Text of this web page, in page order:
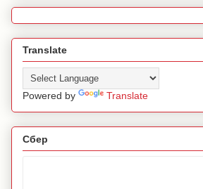
Translate
Powered by Translate
Сбер